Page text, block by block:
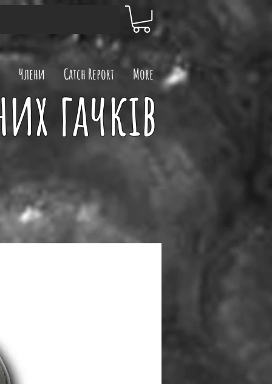
Члени Catch Report More
гачків